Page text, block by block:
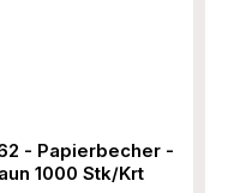
- Papierbecher -
1000 Stk/Krt